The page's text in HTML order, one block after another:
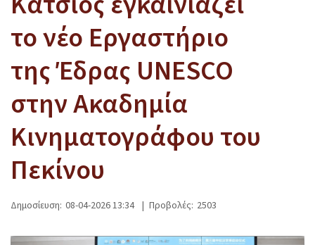
το νέο Εργαστήριο
της Έδρας UNESCO
στην Ακαδημία
Κινηματογράφου του
Πεκίνου
Δημοσίευση: 08-04-2026 13:34 | Προβολές: 2503